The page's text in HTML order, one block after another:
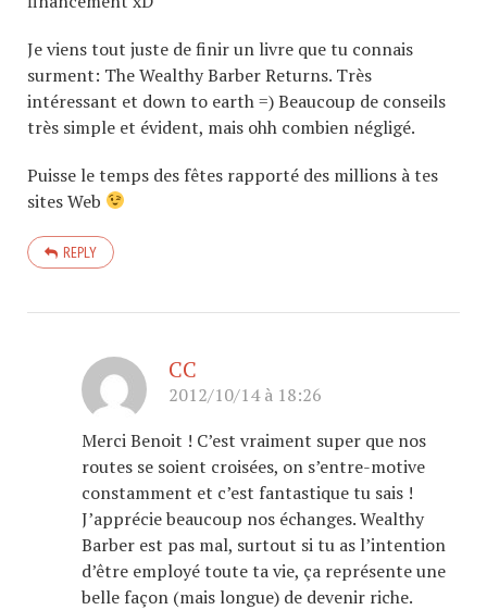
Je viens tout juste de finir un livre que tu connais
surment: The Wealthy Barber Returns. Très
intéressant et down to earth =) Beaucoup de conseils
très simple et évident, mais ohh combien négligé.
Puisse le temps des fêtes rapporté des millions à tes
sites Web
REPLY
CC
2012/10/14 à 18:26
Merci Benoit ! C’est vraiment super que nos
routes se soient croisées, on s’entre-motive
constamment et c’est fantastique tu sais !
J’apprécie beaucoup nos échanges. Wealthy
Barber est pas mal, surtout si tu as l’intention
d’être employé toute ta vie, ça représente une
belle façon (mais longue) de devenir riche.